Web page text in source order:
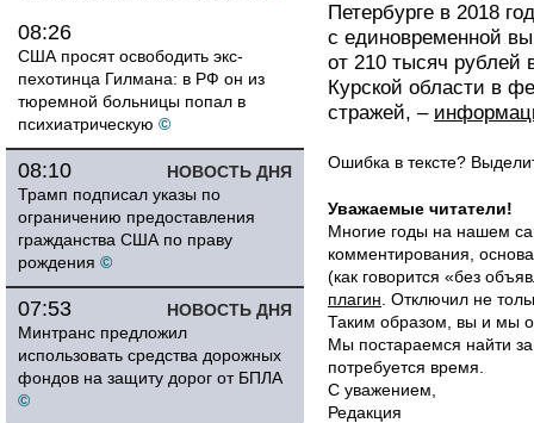
08:26
США просят освободить экс-
пехотинца Гилмана: в РФ он из
тюремной больницы попал в
психиатрическую ©
НОВОСТЬ ДНЯ
08:10
Трамп подписал указы по
ограничению предоставления
гражданства США по праву
рождения ©
НОВОСТЬ ДНЯ
07:53
Минтранс предложил
использовать средства дорожных
фондов на защиту дорог от БПЛА
©
Петербурге в 2018
с единовременной
от 210 тысяч
Курской области в
стражей, –
Ошибка в тексте?
Уважаемые читатели!
Многие годы на нашем
комментирования,
(как говорится «без
плагин . Отключил не
Таким образом, вы и мы
Мы постараемся найти
потребуется время.
С уважением,
Редакция